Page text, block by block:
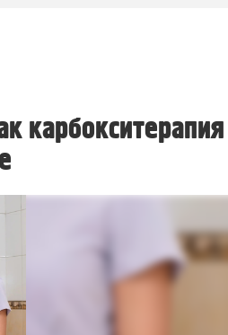
карбокситерапия